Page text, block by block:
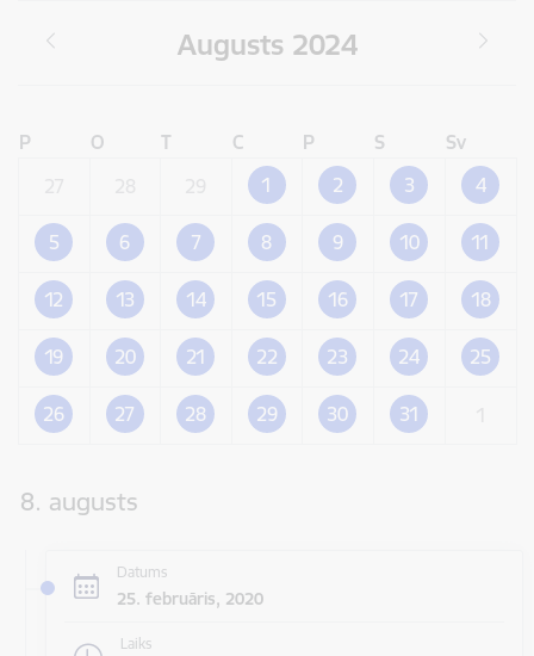
Augusts 2024
P O T C P S
Sv
1 2 3 4
5 6 7 8 9 10 11
12 13 14 15 16 17 18
19 20 21 22 23 24 25
26 27 28 29 30 31
8. augusts
Datums
25. februāris, 2020
Laiks